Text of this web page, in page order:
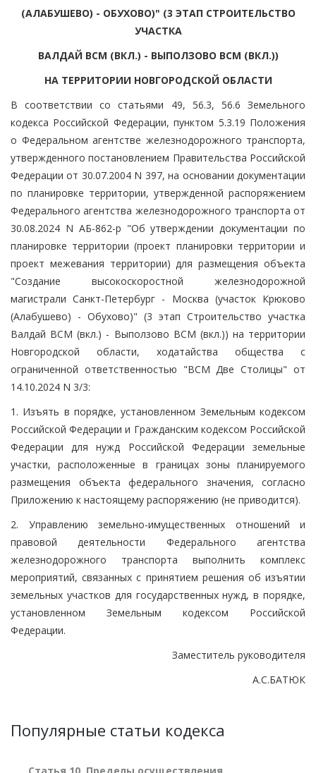
(АЛАБУШЕВО) - ОБУХОВО)" (3 ЭТАП СТРОИТЕЛЬСТВО
УЧАСТКА
ВАЛДАЙ ВСМ (ВКЛ.) - ВЫПОЛЗОВО ВСМ (ВКЛ.))
НА ТЕРРИТОРИИ НОВГОРОДСКОЙ ОБЛАСТИ
В соответствии со статьями 49, 56.3, 56.6 Земельного
кодекса Российской Федерации, пунктом 5.3.19 Положения
о Федеральном агентстве железнодорожного транспорта,
утвержденного постановлением Правительства Российской
Федерации от 30.07.2004 N 397, на основании документации
по планировке территории, утвержденной распоряжением
Федерального агентства железнодорожного транспорта от
30.08.2024 N АБ-862-р "Об утверждении документации по
планировке территории (проект планировки территории и
проект межевания территории) для размещения объекта
"Создание высокоскоростной железнодорожной
магистрали Санкт-Петербург - Москва (участок Крюково
(Алабушево) - Обухово)" (3 этап Строительство участка
Валдай ВСМ (вкл.) - Выползово ВСМ (вкл.)) на территории
Новгородской области, ходатайства общества с
ограниченной ответственностью "ВСМ Две Столицы" от
14.10.2024 N 3/3:
1. Изъять в порядке, установленном Земельным кодексом
Российской Федерации и Гражданским кодексом Российской
Федерации для нужд Российской Федерации земельные
участки, расположенные в границах зоны планируемого
размещения объекта федерального значения, согласно
Приложению к настоящему распоряжению (не приводится).
2. Управлению земельно-имущественных отношений и
правовой деятельности Федерального агентства
железнодорожного транспорта выполнить комплекс
мероприятий, связанных с принятием решения об изъятии
земельных участков для государственных нужд, в порядке,
установленном Земельным кодексом Российской
Федерации.
Заместитель руководителя
А.С.БАТЮК
Популярные статьи кодекса